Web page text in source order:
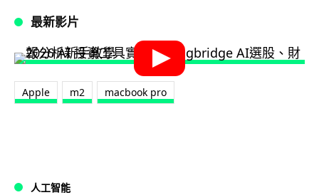
最新影片
Apple m2 macbook pro
人工智能